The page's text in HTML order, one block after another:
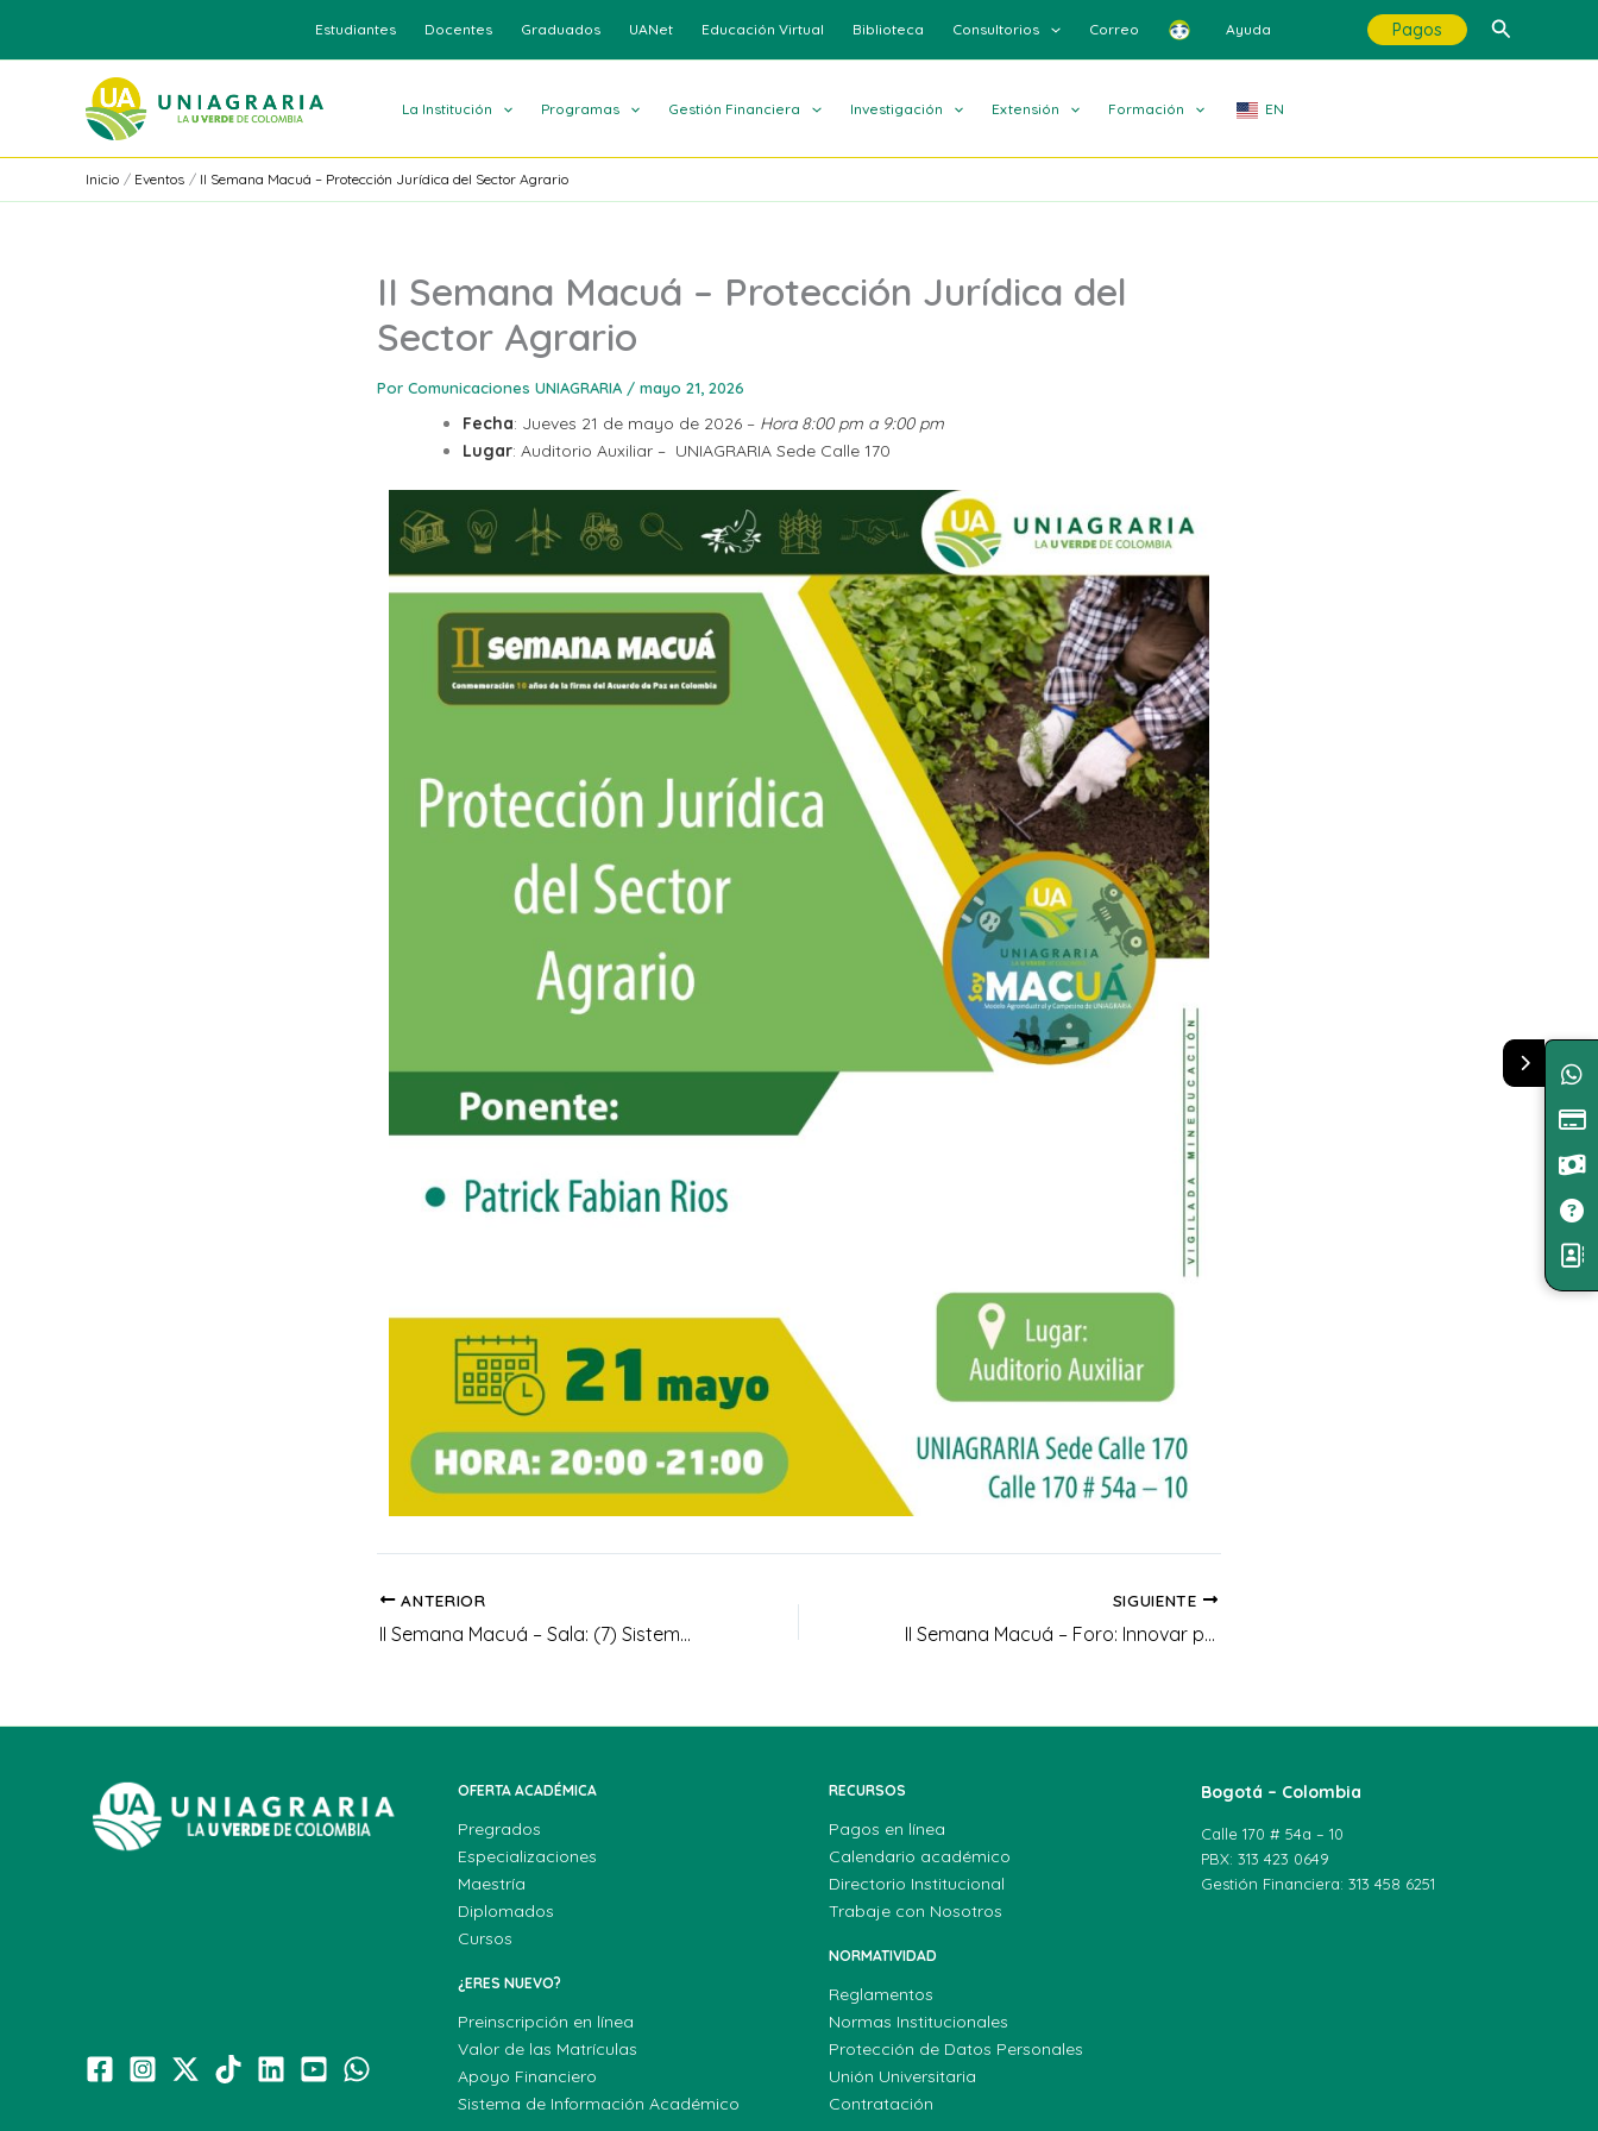
contenido
Estudiantes Docentes Graduados UANet Educación Virtual Biblioteca Consultorios Correo Ayuda Pagos Buscar
La Institución Programas Gestión Financiera Investigación Extensión Formación EN
Inicio Eventos II Semana Macuá – Protección Jurídica del Sector Agrario
II Semana Macuá – Protección Jurídica del
Sector Agrario
Por Comunicaciones UNIAGRARIA / mayo 21, 2026
Fecha: Jueves 21 de mayo de 2026 – Hora 8:00 pm a 9:00 pm
Lugar: Auditorio Auxiliar – UNIAGRARIA Sede Calle 170
ANTERIOR
II Semana Macuá – Sala: (7) Sistema para la garantía progresiva del derecho a la alimentación
SIGUIENTE
II Semana Macuá – Foro: Innovar para transformar: el papel de la Ingeniería Agroindustrial y la Ingeniería de Alimentos en Colombia
OFERTA ACADÉMICA
Pregrados
Especializaciones
Maestría
Diplomados
Cursos
¿ERES NUEVO?
Preinscripción en línea
Valor de las Matrículas
Apoyo Financiero
Sistema de Información Académico
RECURSOS
Pagos en línea
Calendario académico
Directorio Institucional
Trabaje con Nosotros
NORMATIVIDAD
Reglamentos
Normas Institucionales
Protección de Datos Personales
Unión Universitaria
Contratación
Bogotá – Colombia
Calle 170 # 54a – 10
PBX: 313 423 0649
Gestión Financiera: 313 458 6251